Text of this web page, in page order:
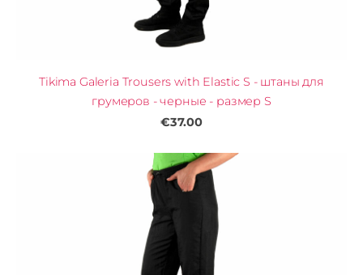
Tikima Galeria Trousers with Elastic S - штаны для
грумеров - черные - размер S
€37.00